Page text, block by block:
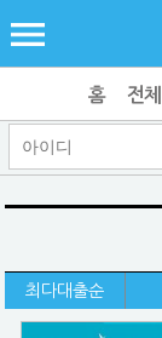
홈 전체
최다대출순